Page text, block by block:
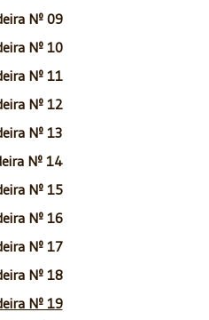
Nº 09
Nº 10
Nº 11
Nº 12
Nº 13
Nº 14
Nº 15
Nº 16
Nº 17
Nº 18
Nº 19